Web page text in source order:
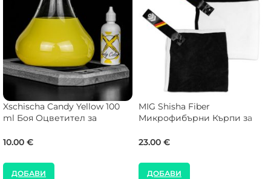
Xschischa Candy Yellow 100
ml Боя Оцветител за
10.00 €
ДОБАВИ
MIG Shisha Fiber
Микрофибърни Кърпи за
23.00 €
ДОБАВИ